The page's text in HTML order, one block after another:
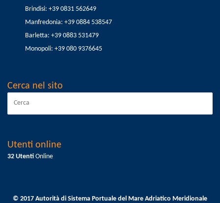
Brindisi: +39 0831 562649
Manfredonia: +39 0884 538547
Barletta: +39 0883 531479
Monopoli: +39 080 9376645
Cerca nel sito
Utenti online
32 Utenti Online
© 2017 Autorità di Sistema Portuale del Mare Adriatico Meridionale